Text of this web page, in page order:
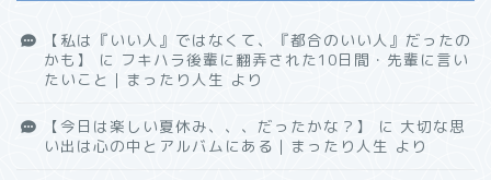
【私は『いい人』ではなくて、『都合のいい人』だったの
かも】
に フキハラ後輩に翻弄された10日間・先輩に言い
たいこと｜まったり人生 より
【今日は楽しい夏休み、、、だったかな？】 に 大切な思
い出は心の中とアルバムにある｜まったり人生 より